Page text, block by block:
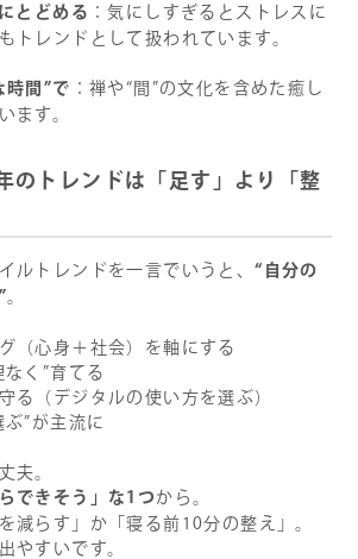
とどめる ：気にしすぎるとストレスに
トレンドとして扱われています。
時間”で ：禅や“間”の文化を含めた癒し
ます。
のトレンドは「足す」より「整
ルトレンドを一言でいうと、“自分の
。
（心身＋社会）を軸にする
なく”育てる
る（デジタルの使い方を選ぶ）
ぶ”が主流に
夫。
できそう」な1つ から。
減らす」か「寝る前10分の整え」。
やすいです。